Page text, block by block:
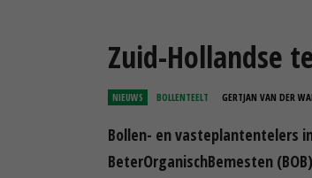
Zuid-Hollandse
NIEUWS BOLLENTEELT GERTJAN VAN DER
Bollen- en vasteplantentelers
BeterOrganischBemesten